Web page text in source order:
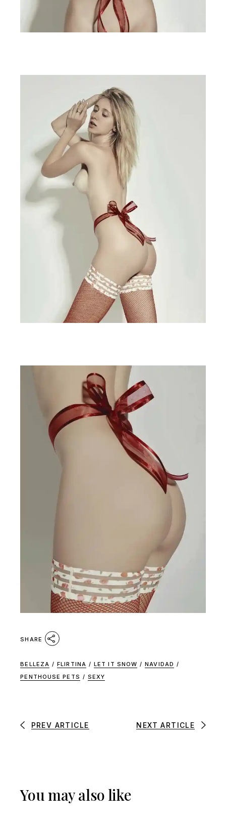
SHARE
BELLEZA / FLIRTINA / LET IT SNOW / NAVIDAD /
PENTHOUSE PETS / SEXY
PREV ARTICLE NEXT ARTICLE
You may also like